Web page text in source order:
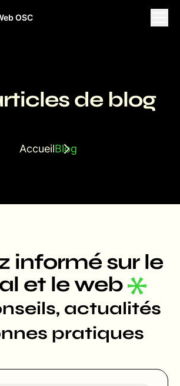
OSC
de blog
AccueilBlog
informé sur le
et le web
actualités
pratiques